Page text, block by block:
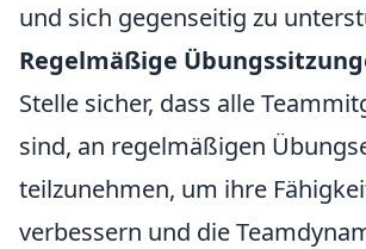
und sich gegenseitig zu
Regelmäßige
Stelle sicher, dass alle
sind, an regelmäßigen
teilzunehmen, um ihre
verbessern und die